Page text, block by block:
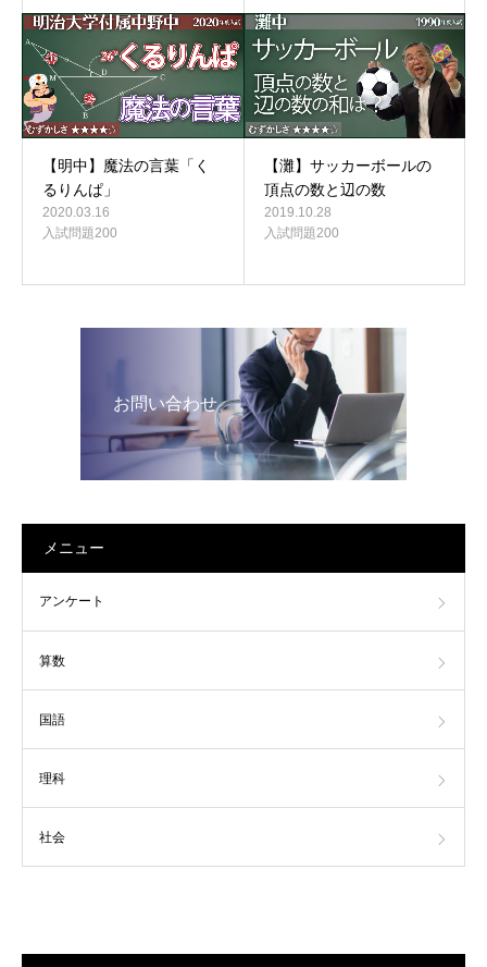
【明中】魔法の言葉「く
るりんぱ」
2020.03.16
入試問題200
【灘】サッカーボールの
頂点の数と辺の数
2019.10.28
入試問題200
お問い合わせ
メニュー
アンケート
算数
国語
理科
社会